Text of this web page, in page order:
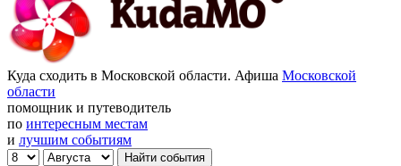
Куда сходить в Московской области. Афиша Московской
области
помощник и путеводитель
по интересным местам
и лучшим событиям